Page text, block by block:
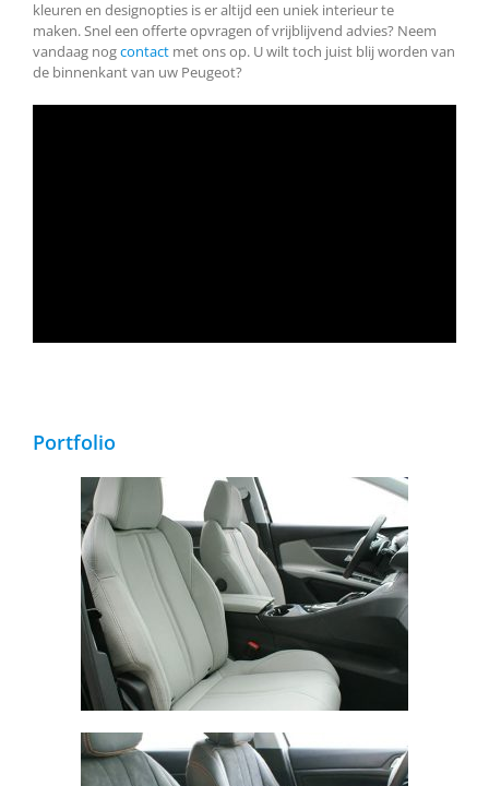
kleuren en designopties is er altijd een uniek interieur te
maken. Snel een offerte opvragen of vrijblijvend advies? Neem
vandaag nogcontact met ons op. U wilt toch juist blij worden van
de binnenkant van uw Peugeot?
Portfolio
Peugeot 3008, Alba eco-leather Titanium Gray